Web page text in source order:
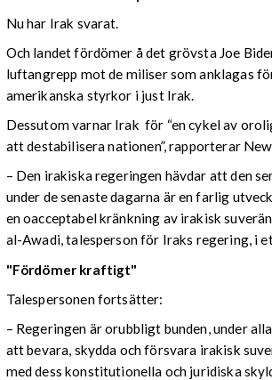
Nu har Irak svarat.
Och landet fördömer å det grövsta Joe
luftangrepp mot de miliser som anklagas
amerikanska styrkor i just Irak.
Dessutom varnar Irak för “en cykel av
att destabilisera nationen”, rapporterar
– Den irakiska regeringen hävdar att den
under de senaste dagarna är en farlig
en oacceptabel kränkning av irakisk
al-Awadi, talesperson för Iraks regering, i
"Fördömer kraftigt"
Talespersonen fortsätter:
– Regeringen är orubbligt bunden, under
att bevara, skydda och försvara irakisk
med dess konstitutionella och juridiska